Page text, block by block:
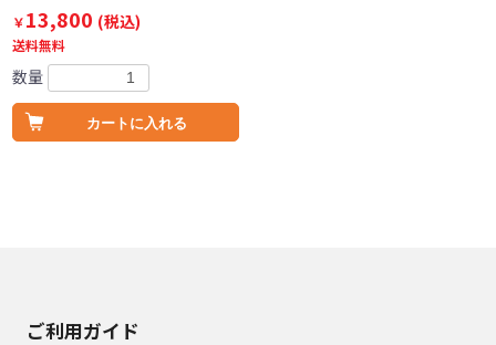
￥13,800 (税込)
送料無料
数量
カートに入れる
ご利用ガイド